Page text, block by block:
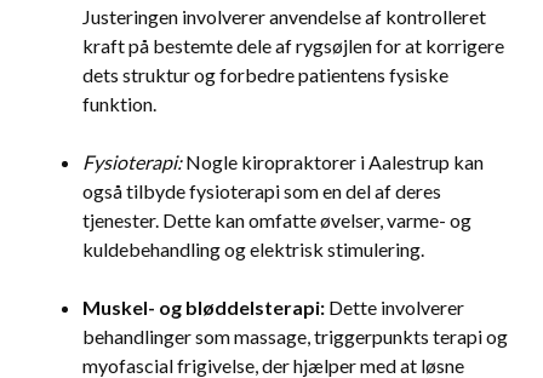
Justeringen involverer anvendelse af kontrolleret
kraft på bestemte dele af rygsøjlen for at korrigere
dets struktur og forbedre patientens fysiske
funktion.
Fysioterapi:Nogle kiropraktorer i Aalestrup kan
også tilbyde fysioterapi som en del af deres
tjenester. Dette kan omfatte øvelser, varme- og
kuldebehandling og elektrisk stimulering.
Muskel- og bløddelsterapi: Dette involverer
behandlinger som massage, triggerpunkts terapi og
myofascial frigivelse, der hjælper med at løsne